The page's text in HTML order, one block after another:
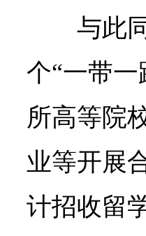
与此
个“一带
所高等院
业等开展
计招收留